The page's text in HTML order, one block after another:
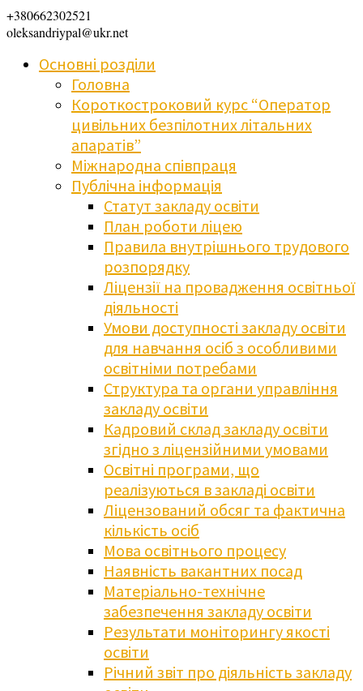
+380662302521
oleksandriypal@ukr.net
Основні розділи
Головна
Короткостроковий курс “Оператор
цивільних безпілотних літальних
апаратів”
Міжнародна співпраця
Публічна інформація
Статут закладу освіти
План роботи ліцею
Правила внутрішнього трудового
розпорядку
Ліцензії на провадження освітньої
діяльності
Умови доступності закладу освіти
для навчання осіб з особливими
освітніми потребами
Структура та органи управління
закладу освіти
Кадровий склад закладу освіти
згідно з ліцензійними умовами
Освітні програми, що
реалізуються в закладі освіти
Ліцензований обсяг та фактична
кількість осіб
Мова освітнього процесу
Наявність вакантних посад
Матеріально-технічне
забезпечення закладу освіти
Результати моніторингу якості
освіти
Річний звіт про діяльність закладу